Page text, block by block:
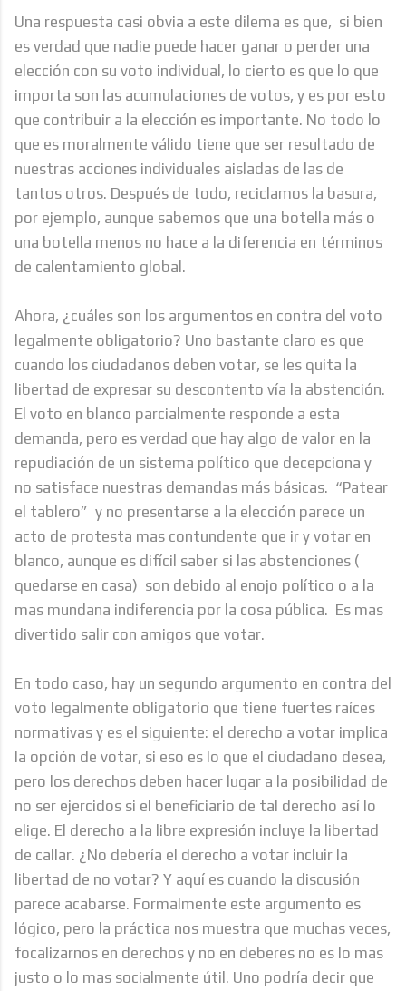
Una respuesta casi obvia a este dilema es que, si bien
es verdad que nadie puede hacer ganar o perder una
elección con su voto individual, lo cierto es que lo que
importa son las acumulaciones de votos, y es por esto
que contribuir a la elección es importante. No todo lo
que es moralmente válido tiene que ser resultado de
nuestras acciones individuales aisladas de las de
tantos otros. Después de todo, reciclamos la basura,
por ejemplo, aunque sabemos que una botella más o
una botella menos no hace a la diferencia en términos
de calentamiento global.
Ahora, ¿cuáles son los argumentos en contra del voto
legalmente obligatorio? Uno bastante claro es que
cuando los ciudadanos deben votar, se les quita la
libertad de expresar su descontento vía la abstención.
El voto en blanco parcialmente responde a esta
demanda, pero es verdad que hay algo de valor en la
repudiación de un sistema político que decepciona y
no satisface nuestras demandas más básicas. “Patear
el tablero” y no presentarse a la elección parece un
acto de protesta mas contundente que ir y votar en
blanco, aunque es difícil saber si las abstenciones (
quedarse en casa) son debido al enojo político o a la
mas mundana indiferencia por la cosa pública. Es mas
divertido salir con amigos que votar.
En todo caso, hay un segundo argumento en contra del
voto legalmente obligatorio que tiene fuertes raíces
normativas y es el siguiente: el derecho a votar implica
la opción de votar, si eso es lo que el ciudadano desea,
pero los derechos deben hacer lugar a la posibilidad de
no ser ejercidos si el beneficiario de tal derecho así lo
elige. El derecho a la libre expresión incluye la libertad
de callar. ¿No debería el derecho a votar incluir la
libertad de no votar? Y aquí es cuando la discusión
parece acabarse. Formalmente este argumento es
lógico, pero la práctica nos muestra que muchas veces,
focalizarnos en derechos y no en deberes no es lo mas
justo o lo mas socialmente útil. Uno podría decir que